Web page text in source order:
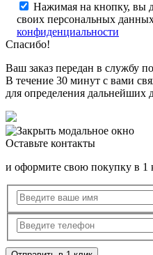
Нажимая на кнопку, вы
своих персональных
конфиденциальности
Спасибо!
Ваш заказ передан в службу
В течение 30 минут с вами
для определения дальнейших
Оставьте контакты
и оформите свою покупку в 1